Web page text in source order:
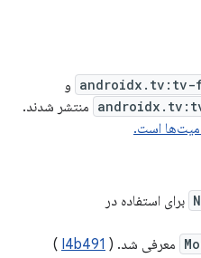
androidx.tv:tv- و
منتشر شدند.
برای استفاده در
معرفی شد. ( I4b491
)